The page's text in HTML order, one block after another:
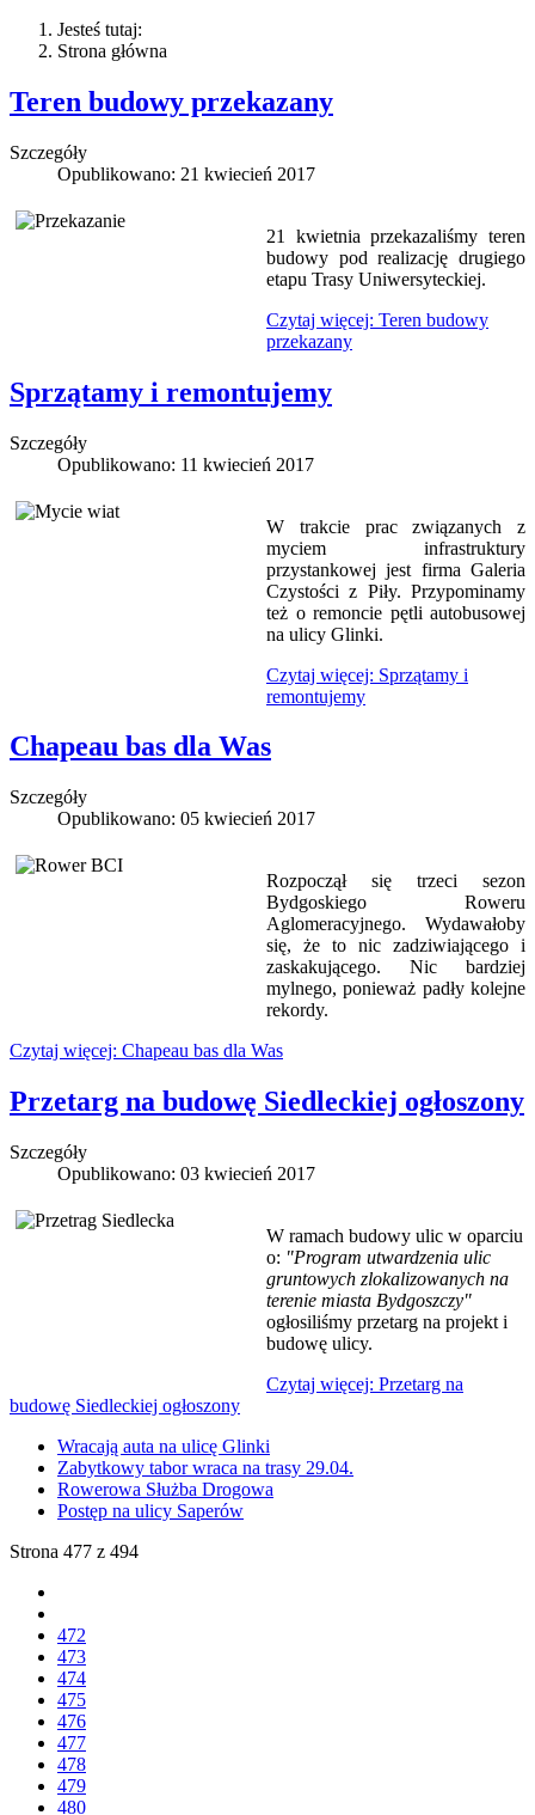
Jesteś tutaj:
Strona główna
Teren budowy przekazany
Szczegóły
Opublikowano: 21 kwiecień 2017
21 kwietnia przekazaliśmy teren
budowy pod realizację drugiego
etapu Trasy Uniwersyteckiej.
Czytaj więcej: Teren budowy
przekazany
Sprzątamy i remontujemy
Szczegóły
Opublikowano: 11 kwiecień 2017
W trakcie prac związanych z
myciem infrastruktury
przystankowej jest firma Galeria
Czystości z Piły. Przypominamy
też o remoncie pętli autobusowej
na ulicy Glinki.
Czytaj więcej: Sprzątamy i
remontujemy
Chapeau bas dla Was
Szczegóły
Opublikowano: 05 kwiecień 2017
Rozpoczął się trzeci sezon
Bydgoskiego Roweru
Aglomeracyjnego. Wydawałoby
się, że to nic zadziwiającego i
zaskakującego. Nic bardziej
mylnego, ponieważ padły kolejne
rekordy.
Czytaj więcej: Chapeau bas dla Was
Przetarg na budowę Siedleckiej ogłoszony
Szczegóły
Opublikowano: 03 kwiecień 2017
W ramach budowy ulic w oparciu
o: "Program utwardzenia ulic
gruntowych zlokalizowanych na
terenie miasta Bydgoszczy"
ogłosiliśmy przetarg na projekt i
budowę ulicy.
Czytaj więcej: Przetarg na
budowę Siedleckiej ogłoszony
Wracają auta na ulicę Glinki
Zabytkowy tabor wraca na trasy 29.04.
Rowerowa Służba Drogowa
Postęp na ulicy Saperów
Strona 477 z 494
472
473
474
475
476
477
478
479
480